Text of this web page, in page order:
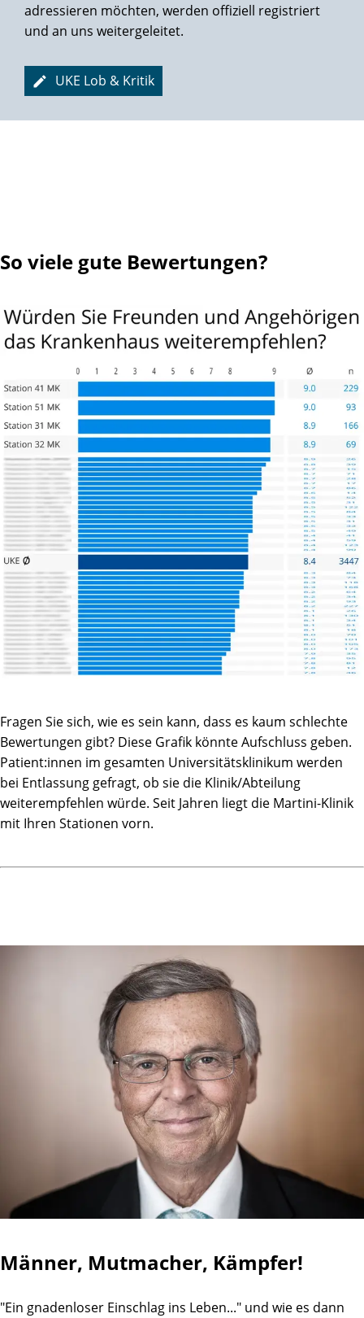
behandeln zu lassen. Ein herzliches Dankeschön an das
gesamte Team der Martini-Klinik!
Vielen Dank & Glück auf!
adressieren möchten, werden offiziell registriert
und an uns weitergeleitet.
UKE Lob & Kritik
So viele gute Bewertungen?
Fragen Sie sich, wie es sein kann, dass es kaum schlechte
Bewertungen gibt? Diese Grafik könnte Aufschluss geben.
Patient:innen im gesamten Universitätsklinikum werden
bei Entlassung gefragt, ob sie die Klinik/Abteilung
weiterempfehlen würde. Seit Jahren liegt die Martini-Klinik
mit Ihren Stationen vorn.
Männer, Mutmacher, Kämpfer!
"Ein gnadenloser Einschlag ins Leben..." und wie es dann